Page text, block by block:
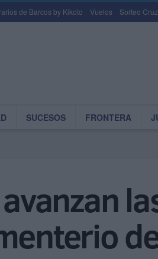
de Barcos by Kikoto Vuelos Sorteo
SUCESOS FRONTERA